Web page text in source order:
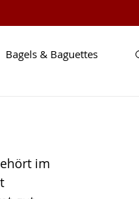
Bagels & Baguettes
im